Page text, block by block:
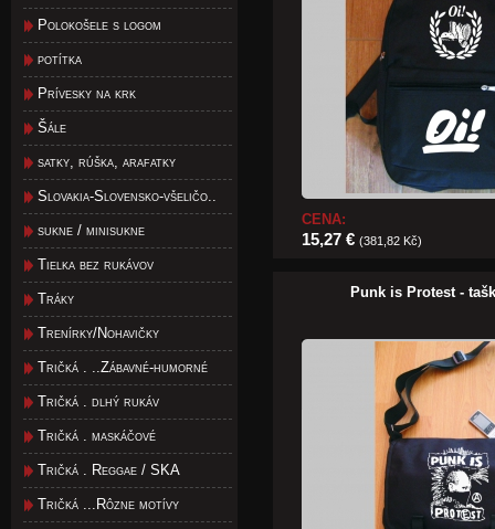
Polokošele s logom
potítka
Prívesky na krk
Šále
satky, rúška, arafatky
Slovakia-Slovensko-všeličo..
sukne / minisukne
Tielka bez rukávov
Tráky
Trenírky/Nohavičky
Tričká . ..Zábavné-humorné
Tričká . dlhý rukáv
Tričká . maskáčové
Tričká . Reggae / SKA
Tričká ...Rôzne motívy
CENA:
15,27 € (381,82 Kč)
Punk is Protest -